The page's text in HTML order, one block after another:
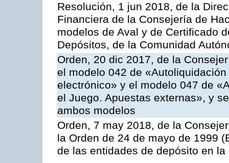
Resolución, 1 jun 2018, de la
Financiera de la Consejería de
modelos de Aval y de Certificado
Depósitos, de la Comunidad
Orden, 20 dic 2017, de la
el modelo 042 de
electrónico» y el modelo 047 de
el Juego. Apuestas externas», y
ambos modelos
Orden, 7 may 2018, de la
la Orden de 24 de mayo de 1999
de las entidades de depósito en